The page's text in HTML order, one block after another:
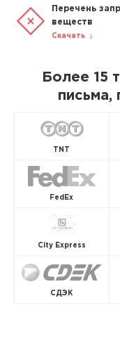
Перечень
веществ
Скачать
Более 15
письма,
TNT
FedEx
City Express
СДЭК